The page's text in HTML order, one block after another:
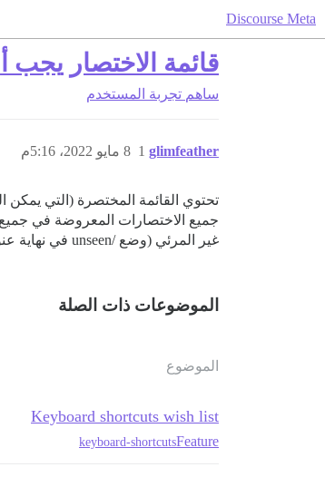
Discourse Meta
قائمة الاختصار
ساهم تجربة المستخدم
glimfeather 8 مايو 2022، 5:16م 1
غير المرئي (وضع /unseen في نهاية عنوان URL). يؤدي هذا إلى ارتباك المستخدم وإحباطه. يجب تضمين الخيارات المطبقة فقط في القائمة.
الموضوعات ذات الصلة
الموضوع
Keyboard shortcuts wish list
Feature
keyboard-shortcuts